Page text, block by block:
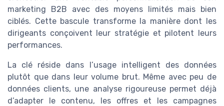
marketing B2B avec des moyens limités mais bien
ciblés. Cette bascule transforme la manière dont les
dirigeants conçoivent leur stratégie et pilotent leurs
performances.
La clé réside dans l’usage intelligent des données
plutôt que dans leur volume brut. Même avec peu de
données clients, une analyse rigoureuse permet déjà
d’adapter le contenu, les offres et les campagnes